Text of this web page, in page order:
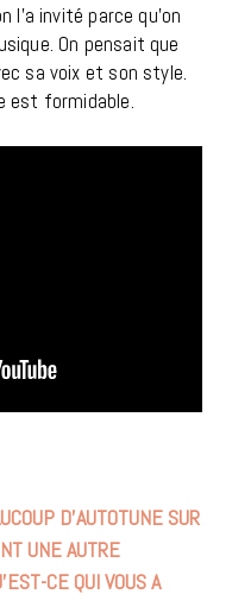
l’a invité parce qu’on
On pensait que
sa voix et son style.
est formidable.
D’AUTOTUNE SUR
UNE AUTRE
CE QUI VOUS A